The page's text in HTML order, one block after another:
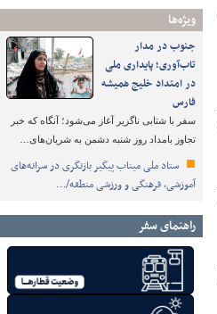
ویژه‌ها
جنوب در مدار
تاب‌آوری؛ پایداری ملی
در امتداد خلیج همیشه
فارس
سفر با شتابی ناگزیر آغاز می‌شود؛ آنگاه که خبر
تجاوز بامداد روز شنبه دشمن به شریان‌های…
ستاد ملی میناب پیگیر بازنگری در سرانه‌های
آموزشی، فرهنگی و ورزشی منطقه/…
راهنمای سفر